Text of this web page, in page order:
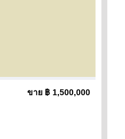
ขาย ฿ 1,500,000